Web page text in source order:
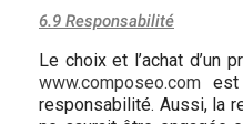
6.9 Responsabilité
Le choix et l’achat d’un
www.composeo.com est
responsabilité. Aussi, la